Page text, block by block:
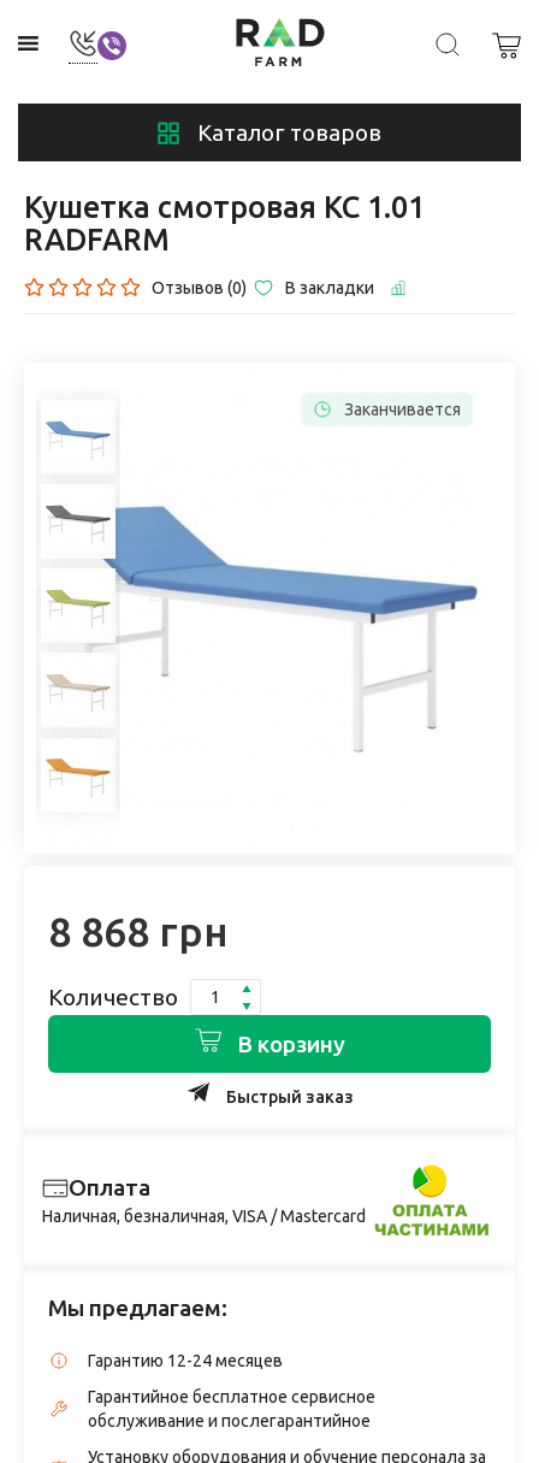
Каталог товаров
Кушетка смотровая КС 1.01
RADFARM
Отзывов (0) В закладки
Заканчивается
8 868 грн
Количество
В корзину
Быстрый заказ
Оплата
Наличная, безналичная, VISA / Mastercard
Мы предлагаем:
Гарантию 12-24 месяцев
Гарантийное бесплатное сервисное
обслуживание и послегарантийное
Установку оборудования и обучение персонала за